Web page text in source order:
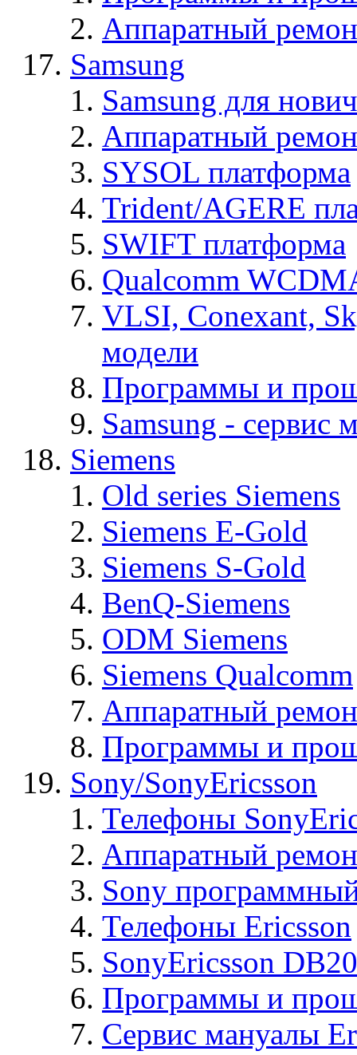
Аппаратный
Samsung
Samsung для
Аппаратный
SYSOL платформа
Trident/AGERE
SWIFT платформа
Qualcomm
VLSI, Conexant,
модели
Программы и
Samsung - cервис
Siemens
Old series Siemens
Siemens E-Gold
Siemens S-Gold
BenQ-Siemens
ODM Siemens
Siemens Qualcomm
Аппаратный
Программы и
Sony/SonyEricsson
Телефоны
Аппаратный
Sony
Телефоны Ericsson
SonyEricsson
Программы и
Сервис мануалы